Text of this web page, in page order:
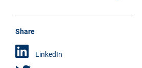
Share
LinkedIn